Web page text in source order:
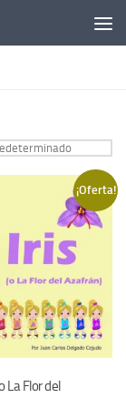
¡Oferta!
La Flor del